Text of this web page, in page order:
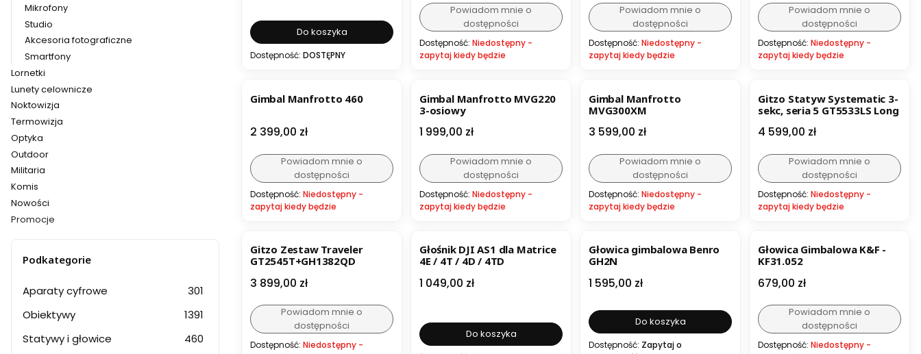
Mikrofony
Studio
Akcesoria fotograficzne
Smartfony
Lornetki
Lunety celownicze
Noktowizja
Termowizja
Optyka
Outdoor
Militaria
Komis
Nowości
Promocje
Podkategorie
Aparaty cyfrowe
301
Obiektywy
1391
Statywy i głowice
460
Do koszyka
Dostępność: DOSTĘPNY
Powiadom mnie o
dostępności
Dostępność: Niedostępny -
zapytaj kiedy będzie
Powiadom mnie o
dostępności
Dostępność: Niedostępny -
zapytaj kiedy będzie
Powiadom mnie o
dostępności
Dostępność: Niedostępny -
zapytaj kiedy będzie
Gimbal Manfrotto 460
Cena
2 399,00 zł
Powiadom mnie o
dostępności
Dostępność: Niedostępny -
zapytaj kiedy będzie
Gimbal Manfrotto MVG220
3-osiowy
Cena
1 999,00 zł
Powiadom mnie o
dostępności
Dostępność: Niedostępny -
zapytaj kiedy będzie
Gimbal Manfrotto
MVG300XM
Cena
3 599,00 zł
Powiadom mnie o
dostępności
Dostępność: Niedostępny -
zapytaj kiedy będzie
Gitzo Statyw Systematic 3-
sekc, seria 5 GT5533LS Long
Cena
4 599,00 zł
Powiadom mnie o
dostępności
Dostępność: Niedostępny -
zapytaj kiedy będzie
Gitzo Zestaw Traveler
GT2545T+GH1382QD
Cena
3 899,00 zł
Powiadom mnie o
dostępności
Dostępność: Niedostępny -
Głośnik DJI AS1 dla Matrice
4E / 4T / 4D / 4TD
Cena
1 049,00 zł
Do koszyka
Głowica gimbalowa Benro
GH2N
Cena
1 595,00 zł
Do koszyka
Dostępność: Zapytaj o
Głowica Gimbalowa K&F -
KF31.052
Cena
679,00 zł
Powiadom mnie o
dostępności
Dostępność: Niedostępny -